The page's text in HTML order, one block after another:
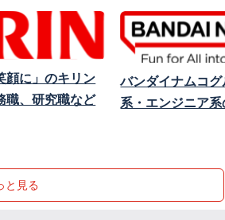
顔に」のキリン
職、研究職など
バンダイナムコ
系・エンジニア
と見る